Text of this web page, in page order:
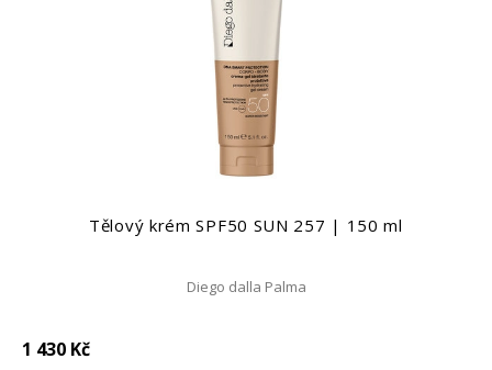
Tělový krém SPF50 SUN 257 | 150 ml
Diego dalla Palma
1 430 Kč